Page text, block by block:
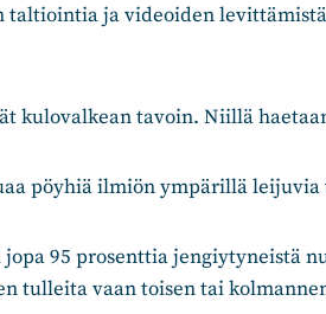
ja videoiden
kulovalkean tavoin. Niillä
pöyhiä ilmiön ympärillä leijuvia
95 prosenttia jengiytyneistä
tulleita vaan toisen tai